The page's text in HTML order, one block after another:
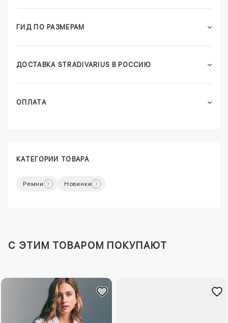
ГИД ПО РАЗМЕРАМ
ДОСТАВКА STRADIVARIUS В РОССИЮ
ОПЛАТА
КАТЕГОРИИ ТОВАРА
Ремни Новинки
C ЭТИМ ТОВАРОМ ПОКУПАЮТ